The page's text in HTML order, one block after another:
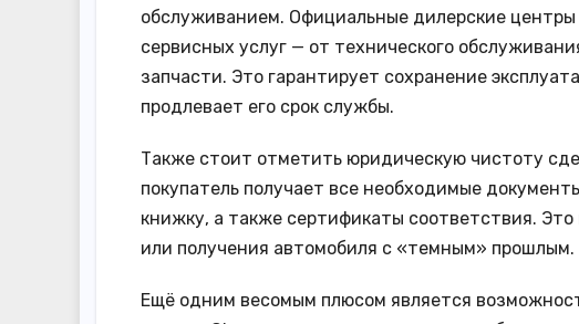
обслуживанием. Официальные дилерские
сервисных услуг — от технического
запчасти. Это гарантирует сохранение
продлевает его срок службы.
Также стоит отметить юридическую чистоту
покупатель получает все необходимые
книжку, а также сертификаты соответствия.
или получения автомобиля с «темным» прошлым.
Ещё одним весомым плюсом является